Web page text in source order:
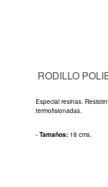
RODILLO
Especial resinas.
termofisionadas.
- Tamaños: 18 cms.